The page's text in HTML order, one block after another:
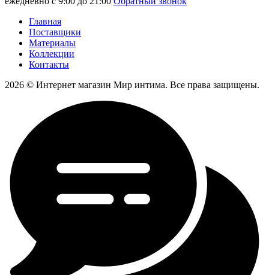
Главная
Поставщики
Материалы
Коллекции
Контакты
2026 © Интернет магазин Мир интима. Все права защищены.